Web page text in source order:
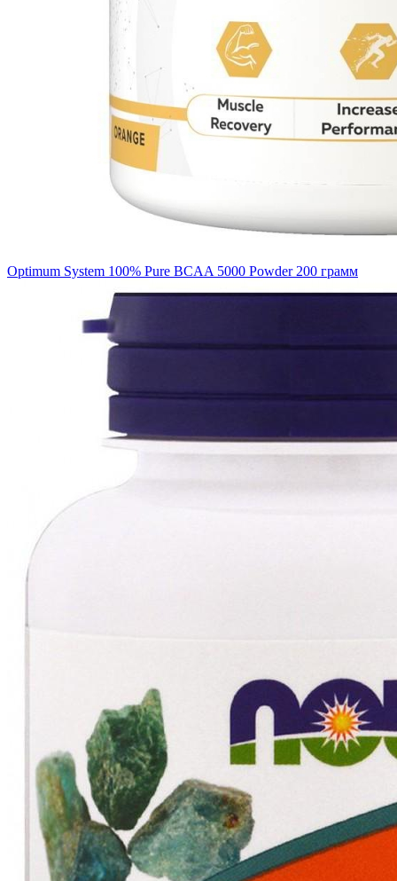
Optimum System 100% Pure BCAA 5000 Powder 200 грамм